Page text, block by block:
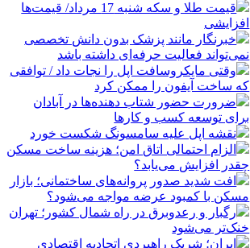
قیمت طلا و سکه شنبه 17 مرداد/ قیمت‌ها
افزایشی
خبرنگار مانند پزشک بدون دانش تخصصی
نمی‌تواند فعالیت حرفه‌ای داشته باشد
وقتی مایکروسافت اپل را نجات داد / توافقی
که ساخت آیفون را ممکن کرد
ضرورت حضور شتاب ‌دهنده‌ها در آبادان
برای توسعه کسب‌ و کارها
نقشه اپل علیه سامسونگ شکست خورد
الزام احتمالی اتاق امن؛ هزینه ساخت مسکن
چقدر افزایش می‌یابد؟
افت شدید صدور پروانه‌های ساختمانی؛ بازار
مسکن با کمبود عرضه مواجه می‌شود؟
رگبار و رعدوبرق در راه شمال کشور؛ تهران
خنک‌تر می‌شود
ایران؛ شریک راهبردی اتحادیه اقتصادی